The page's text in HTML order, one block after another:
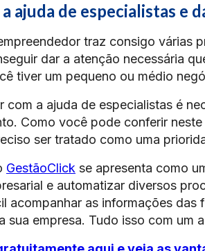
ajuda de especialistas e
traz consigo várias
dar a atenção necessária
tiver um pequeno ou médio
com a ajuda de especialistas é
Como você pode conferir
ser tratado como uma
GestãoClick se apresenta como
e automatizar diversos
acompanhar as informações
sua empresa. Tudo isso com um